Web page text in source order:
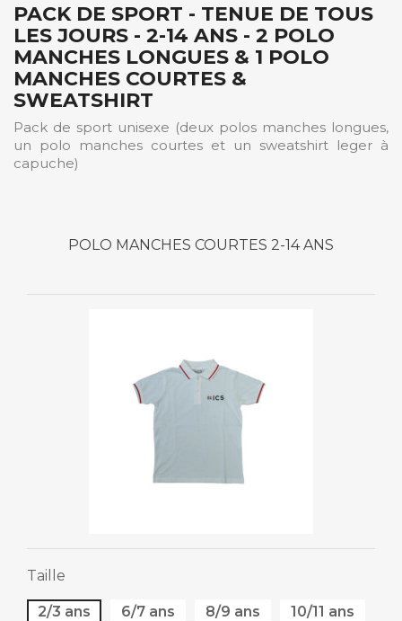
PACK DE SPORT - TENUE DE TOUS
LES JOURS - 2-14 ANS - 2 POLO
MANCHES LONGUES & 1 POLO
MANCHES COURTES &
SWEATSHIRT
Pack de sport unisexe (deux polos manches longues,
un polo manches courtes et un sweatshirt leger à
capuche)
POLO MANCHES COURTES 2-14 ANS
Taille
2/3 ans 6/7 ans 8/9 ans
10/11 ans